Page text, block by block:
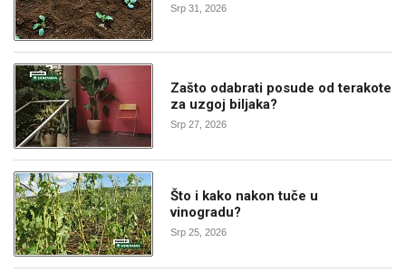
Srp 31, 2026
Zašto odabrati posude od terakote
za uzgoj biljaka?
Srp 27, 2026
Što i kako nakon tuče u
vinogradu?
Srp 25, 2026